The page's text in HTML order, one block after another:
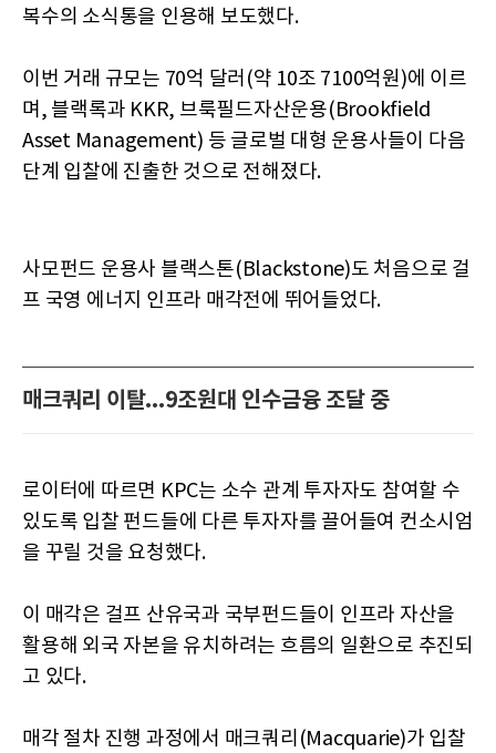
복수의 소식통을 인용해 보도했다.
이번 거래 규모는 70억 달러(약 10조 7100억원)에 이르
며, 블랙록과 KKR, 브룩필드자산운용(Brookfield
Asset Management) 등 글로벌 대형 운용사들이 다음
단계 입찰에 진출한 것으로 전해졌다.
사모펀드 운용사 블랙스톤(Blackstone)도 처음으로 걸
프 국영 에너지 인프라 매각전에 뛰어들었다.
매크쿼리 이탈...9조원대 인수금융 조달 중
로이터에 따르면 KPC는 소수 관계 투자자도 참여할 수
있도록 입찰 펀드들에 다른 투자자를 끌어들여 컨소시엄
을 꾸릴 것을 요청했다.
이 매각은 걸프 산유국과 국부펀드들이 인프라 자산을
활용해 외국 자본을 유치하려는 흐름의 일환으로 추진되
고 있다.
매각 절차 진행 과정에서 매크쿼리(Macquarie)가 입찰